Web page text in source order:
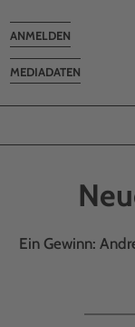
MEDIADATEN
Toggle
navigation
ANMELDEN
Ein Gewinn: